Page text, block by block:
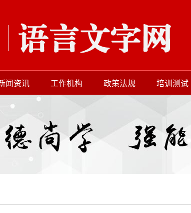
闻资讯 工作机构 政策法规 培训测试